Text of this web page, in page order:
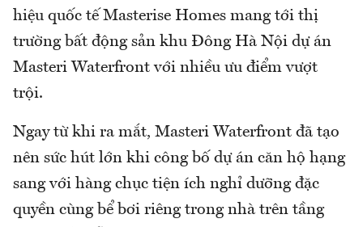
hiệu quốc tế Masterise Homes mang tới thị
trường bất động sản khu Đông Hà Nội dự án
Masteri Waterfront với nhiều ưu điểm vượt
trội.
Ngay từ khi ra mắt, Masteri Waterfront đã tạo
nên sức hút lớn khi công bố dự án căn hộ hạng
sang với hàng chục tiện ích nghỉ dưỡng đặc
quyền cùng bể bơi riêng trong nhà trên tầng